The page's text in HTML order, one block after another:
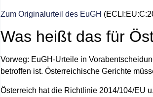
Zum Originalurteil des EuGH
Was heißt das für
Vorweg: EuGH-Urteile in
betroffen ist. Österreichische Gerichte
Österreich hat die Richtlinie 2014/104/EU